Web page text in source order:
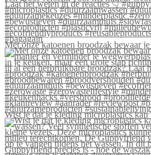
Met onze katoenen broodzak bewaar
Wist je dat je kleding microplastics kan